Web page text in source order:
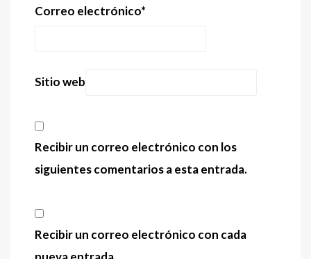
Correo electrónico*
Sitio web
Recibir un correo electrónico con los
siguientes comentarios a esta entrada.
Recibir un correo electrónico con cada